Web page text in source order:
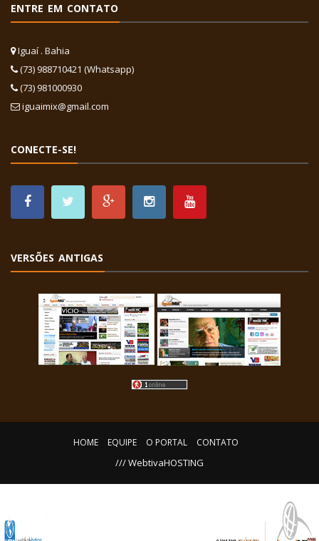
ENTRE EM CONTATO
Iguaí . Bahia
(73) 988710421 (Whatsapp)
(73) 981000930
iguaimix@gmail.com
CONECTE-SE!
VERSÕES ANTIGAS
HOME EQUIPE O PORTAL CONTATO
/// WebtivaHOSTING